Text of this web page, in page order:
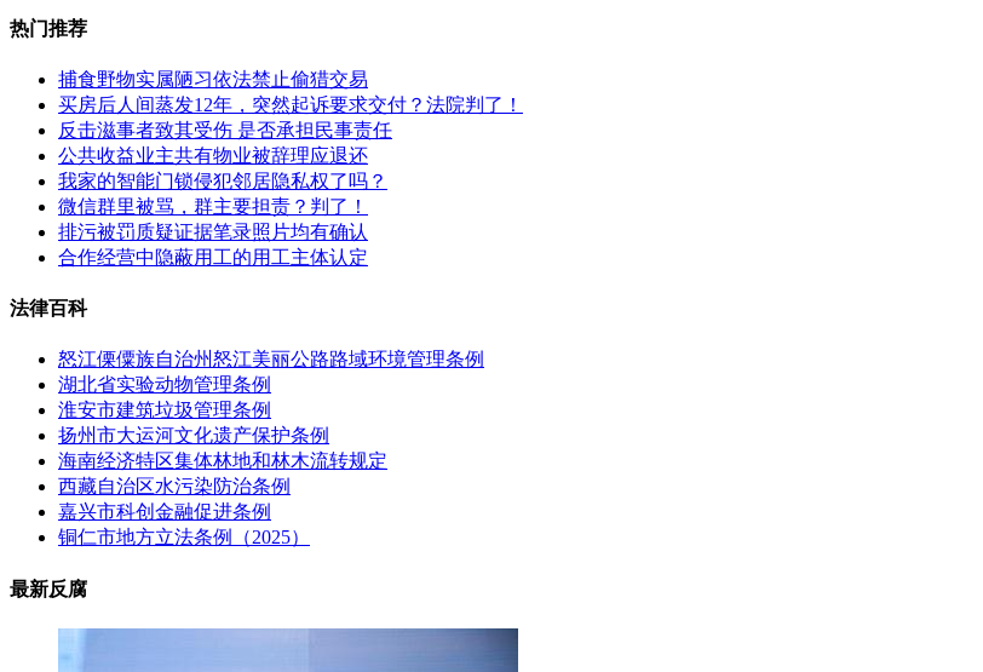
热门推荐
捕食野物实属陋习依法禁止偷猎交易
买房后人间蒸发12年，突然起诉要求交付？法院判了！
反击滋事者致其受伤 是否承担民事责任
公共收益业主共有物业被辞理应退还
我家的智能门锁侵犯邻居隐私权了吗？
微信群里被骂，群主要担责？判了！
排污被罚质疑证据笔录照片均有确认
合作经营中隐蔽用工的用工主体认定
法律百科
怒江傈僳族自治州怒江美丽公路路域环境管理条例
湖北省实验动物管理条例
淮安市建筑垃圾管理条例
扬州市大运河文化遗产保护条例
海南经济特区集体林地和林木流转规定
西藏自治区水污染防治条例
嘉兴市科创金融促进条例
铜仁市地方立法条例（2025）
最新反腐